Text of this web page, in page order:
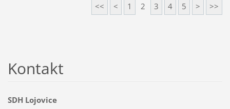
<< < 1 2 3 4 5 > >>
Kontakt
SDH Lojovice